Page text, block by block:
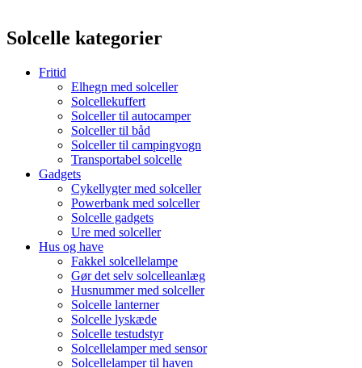
Solcelle kategorier
Fritid
Elhegn med solceller
Solcellekuffert
Solceller til autocamper
Solceller til båd
Solceller til campingvogn
Transportabel solcelle
Gadgets
Cykellygter med solceller
Powerbank med solceller
Solcelle gadgets
Ure med solceller
Hus og have
Fakkel solcellelampe
Gør det selv solcelleanlæg
Husnummer med solceller
Solcelle lanterner
Solcelle lyskæde
Solcelle testudstyr
Solcellelamper med sensor
Solcellelamper til haven